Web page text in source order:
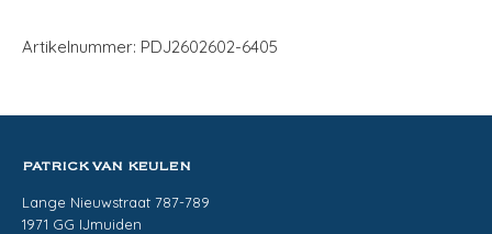
Artikelnummer: PDJ2602602-6405
PATRICK VAN KEULEN
Lange Nieuwstraat 787-789
1971 GG IJmuiden